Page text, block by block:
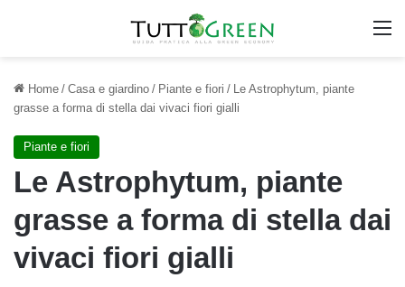
Home / Casa e giardino / Piante e fiori / Le Astrophytum, piante
grasse a forma di stella dai vivaci fiori gialli
Piante e fiori
Le Astrophytum, piante
grasse a forma di stella dai
vivaci fiori gialli